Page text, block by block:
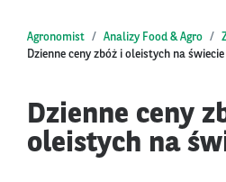
Agronomist Analizy Food & Agro
Dzienne ceny zbóż i oleistych na świecie
Dzienne ceny
oleistych na